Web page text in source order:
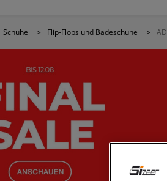
Schuhe > Flip-Flops und Badeschuhe >